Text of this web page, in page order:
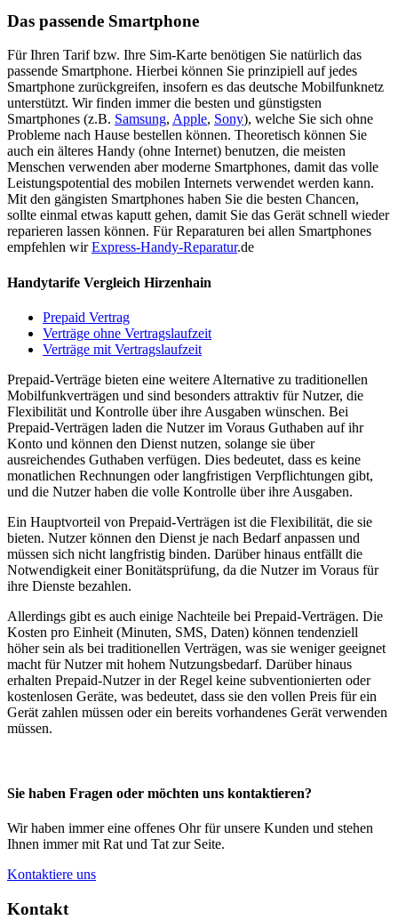
Das passende Smartphone
Für Ihren Tarif bzw. Ihre Sim-Karte benötigen Sie natürlich das
passende Smartphone. Hierbei können Sie prinzipiell auf jedes
Smartphone zurückgreifen, insofern es das deutsche Mobilfunknetz
unterstützt. Wir finden immer die besten und günstigsten
Smartphones (z.B. Samsung, Apple, Sony), welche Sie sich ohne
Probleme nach Hause bestellen können. Theoretisch können Sie
auch ein älteres Handy (ohne Internet) benutzen, die meisten
Menschen verwenden aber moderne Smartphones, damit das volle
Leistungspotential des mobilen Internets verwendet werden kann.
Mit den gängisten Smartphones haben Sie die besten Chancen,
sollte einmal etwas kaputt gehen, damit Sie das Gerät schnell wieder
reparieren lassen können. Für Reparaturen bei allen Smartphones
empfehlen wirExpress-Handy-Reparatur.de
Handytarife Vergleich Hirzenhain
Prepaid Vertrag
Verträge ohne Vertragslaufzeit
Verträge mit Vertragslaufzeit
Prepaid-Verträge bieten eine weitere Alternative zu traditionellen
Mobilfunkverträgen und sind besonders attraktiv für Nutzer, die
Flexibilität und Kontrolle über ihre Ausgaben wünschen. Bei
Prepaid-Verträgen laden die Nutzer im Voraus Guthaben auf ihr
Konto und können den Dienst nutzen, solange sie über
ausreichendes Guthaben verfügen. Dies bedeutet, dass es keine
monatlichen Rechnungen oder langfristigen Verpflichtungen gibt,
und die Nutzer haben die volle Kontrolle über ihre Ausgaben.
Ein Hauptvorteil von Prepaid-Verträgen ist die Flexibilität, die sie
bieten. Nutzer können den Dienst je nach Bedarf anpassen und
müssen sich nicht langfristig binden. Darüber hinaus entfällt die
Notwendigkeit einer Bonitätsprüfung, da die Nutzer im Voraus für
ihre Dienste bezahlen.
Allerdings gibt es auch einige Nachteile bei Prepaid-Verträgen. Die
Kosten pro Einheit (Minuten, SMS, Daten) können tendenziell
höher sein als bei traditionellen Verträgen, was sie weniger geeignet
macht für Nutzer mit hohem Nutzungsbedarf. Darüber hinaus
erhalten Prepaid-Nutzer in der Regel keine subventionierten oder
kostenlosen Geräte, was bedeutet, dass sie den vollen Preis für ein
Gerät zahlen müssen oder ein bereits vorhandenes Gerät verwenden
müssen.
Sie haben Fragen oder möchten uns kontaktieren?
Wir haben immer eine offenes Ohr für unsere Kunden und stehen
Ihnen immer mit Rat und Tat zur Seite.
Kontaktiere uns
Kontakt